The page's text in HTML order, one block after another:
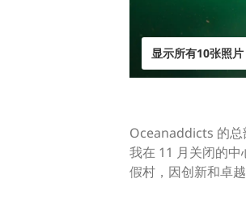
显示所有10张照片
Oceanaddicts 的总
我在 11 月关闭的
假村，因创新和卓